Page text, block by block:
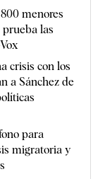
menores
las
crisis con los
a Sánchez de
para
migratoria y